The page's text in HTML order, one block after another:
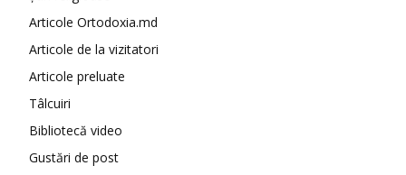
Articole Ortodoxia.md
Articole de la vizitatori
Articole preluate
Tâlcuiri
Bibliotecă video
Gustări de post